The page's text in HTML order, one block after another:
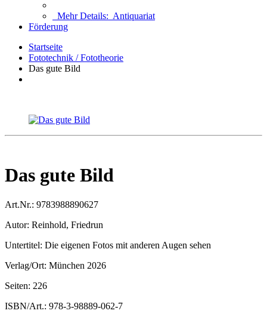
Mehr Details: Antiquariat
Förderung
Startseite
Fototechnik / Fototheorie
Das gute Bild
Das gute Bild
Art.Nr.: 9783988890627
Autor: Reinhold, Friedrun
Untertitel: Die eigenen Fotos mit anderen Augen sehen
Verlag/Ort: München 2026
Seiten: 226
ISBN/Art.: 978-3-98889-062-7